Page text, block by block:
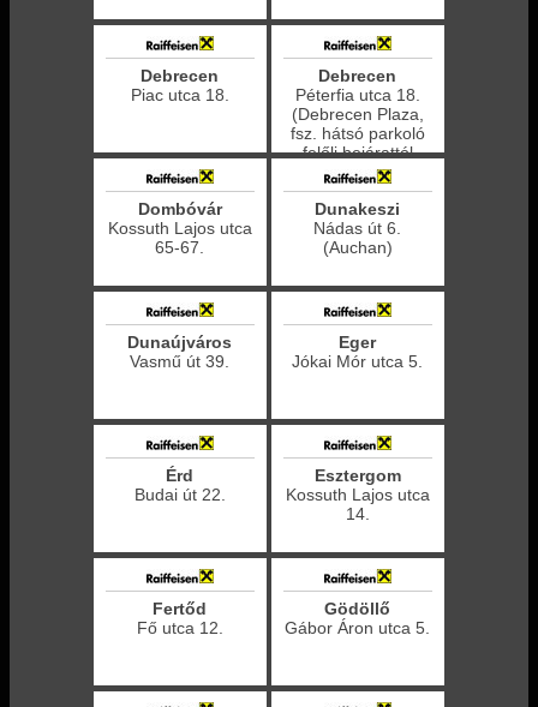
Debrecen
Piac utca 18.
Debrecen
Péterfia utca 18.
(Debrecen Plaza,
fsz. hátsó parkoló
felőli bejárattól
jobbra)
Dombóvár
Kossuth Lajos utca
65-67.
Dunakeszi
Nádas út 6.
(Auchan)
Dunaújváros
Vasmű út 39.
Eger
Jókai Mór utca 5.
Érd
Budai út 22.
Esztergom
Kossuth Lajos utca
14.
Fertőd
Fő utca 12.
Gödöllő
Gábor Áron utca 5.